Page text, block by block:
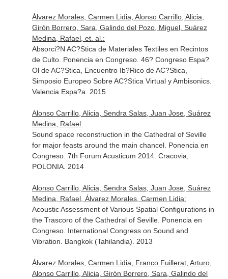
Álvarez Morales, Carmen Lidia, Alonso Carrillo, Alicia,
Girón Borrero, Sara, Galindo del Pozo, Miguel, Suárez
Medina, Rafael, et. al.:
Absorci?N AC?Stica de Materiales Textiles en Recintos
de Culto. Ponencia en Congreso. 46? Congreso Espa?
Ol de AC?Stica, Encuentro Ib?Rico de AC?Stica,
Simposio Europeo Sobre AC?Stica Virtual y Ambisonics.
Valencia Espa?a. 2015
Alonso Carrillo, Alicia, Sendra Salas, Juan Jose, Suárez
Medina, Rafael:
Sound space reconstruction in the Cathedral of Seville
for major feasts around the main chancel. Ponencia en
Congreso. 7th Forum Acusticum 2014. Cracovia,
POLONIA. 2014
Alonso Carrillo, Alicia, Sendra Salas, Juan Jose, Suárez
Medina, Rafael, Álvarez Morales, Carmen Lidia:
Acoustic Assessment of Various Spatial Configurations in
the Trascoro of the Cathedral of Seville. Ponencia en
Congreso. International Congress on Sound and
Vibration. Bangkok (Tahilandia). 2013
Álvarez Morales, Carmen Lidia, Franco Fuillerat, Arturo,
Alonso Carrillo, Alicia, Girón Borrero, Sara, Galindo del